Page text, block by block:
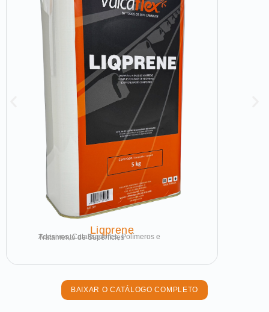
Liqprene
Adesivos, Catalisadores, Polímeros e Tratamento de Superfícies
BAIXAR O CATÁLOGO COMPLETO